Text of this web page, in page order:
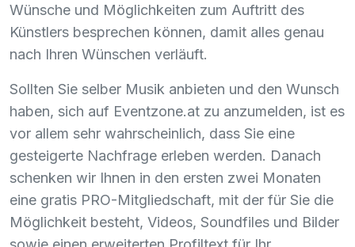
Wünsche und Möglichkeiten zum Auftritt des
Künstlers besprechen können, damit alles genau
nach Ihren Wünschen verläuft.
Sollten Sie selber Musik anbieten und den Wunsch
haben, sich auf Eventzone.at zu anzumelden, ist es
vor allem sehr wahrscheinlich, dass Sie eine
gesteigerte Nachfrage erleben werden. Danach
schenken wir Ihnen in den ersten zwei Monaten
eine gratis PRO-Mitgliedschaft, mit der für Sie die
Möglichkeit besteht, Videos, Soundfiles und Bilder